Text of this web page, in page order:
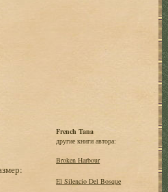
French Tana
другие книги автора:
Broken Harbour
El Silencio Del Bosque